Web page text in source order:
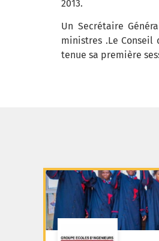
2013.
Un Secrétaire
ministres .Le Conseil
tenue sa première